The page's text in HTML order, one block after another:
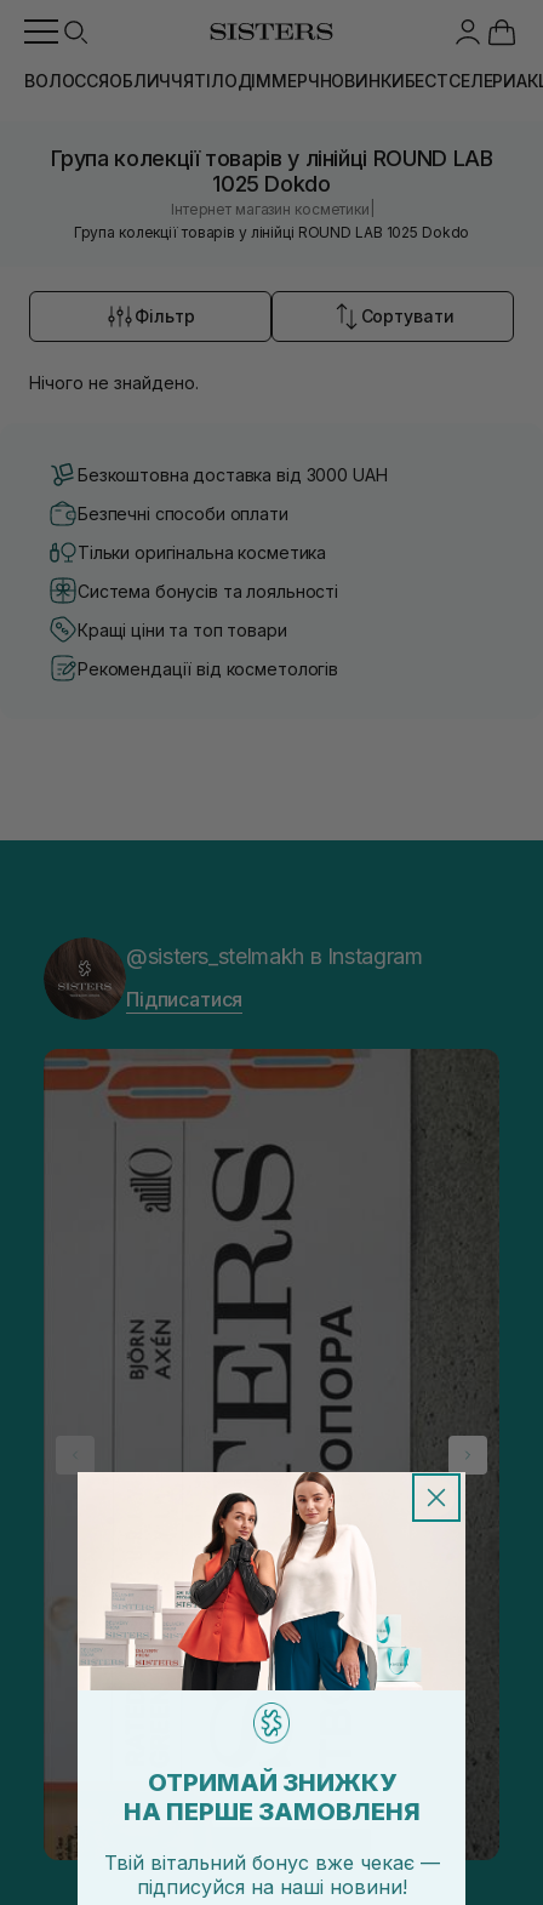
ВОЛОССЯОБЛИЧЧЯТІЛОДІММЕРЧНОВИНКИБЕСТСЕЛЕРИ
Група колекції товарів у лінійці ROUND LAB
1025 Dokdo
Інтернет магазин косметики
Група колекції товарів у лінійці ROUND LAB 1025 Dokdo
Фільтр Сортувати
Нічого не знайдено.
Безкоштовна доставка від 3000 UAH
Безпечні способи оплати
Тільки оригінальна косметика
Система бонусів та лояльності
Кращі ціни та топ товари
Рекомендації від косметологів
@sisters_stelmakh в Instagram
Підписатися
ОТРИМАЙ ЗНИЖКУ
НА ПЕРШЕ ЗАМОВЛЕНЯ
Твій вітальний бонус вже чекає —
підписуйся на наші новини!